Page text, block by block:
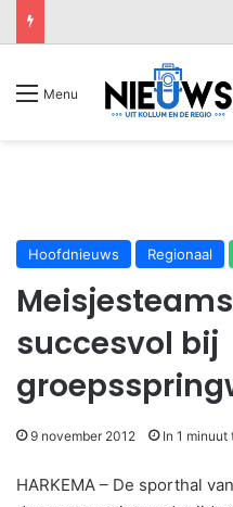
Menu
Hoofdnieuws Regionaal
Meisjesteams
succesvol bij
9 november 2012 In 1 minuut
HARKEMA – De sporthal